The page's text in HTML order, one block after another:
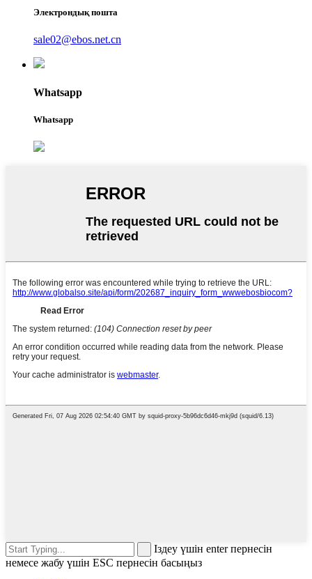
Электрондық пошта
sale02@ebos.net.cn
Whatsapp
Whatsapp
Іздеу үшін enter пернесін
немесе жабу үшін ESC пернесін басыңыз